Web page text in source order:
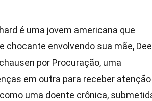
é uma jovem americana que
chocante envolvendo sua mãe, Dee
por Procuração, uma
em outra para receber atenção
uma doente crônica,